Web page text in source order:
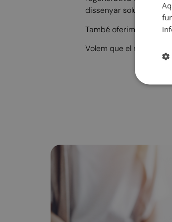
dissenyar solucions a
També oferim
Volem que el nostre